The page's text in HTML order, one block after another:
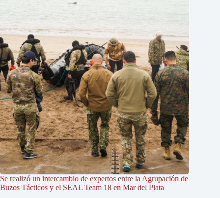
Se realizó un intercambio de expertos entre la Agrupación de
Buzos Tácticos y el SEAL Team 18 en Mar del Plata